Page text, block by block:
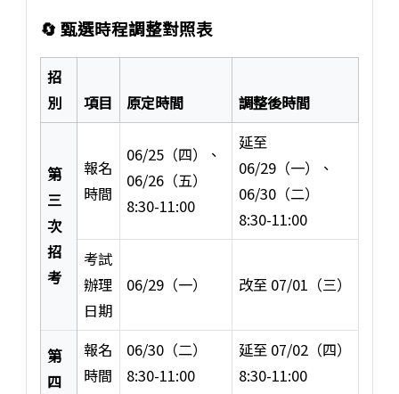
🔄 甄選時程調整對照表
招
別
項目 原定時間 調整後時間
第
三
次
招
考
報名
時間
06/25（四）、
06/26（五）
8:30-11:00
延至
06/29（一）、
06/30（二）
8:30-11:00
考試
辦理
日期
06/29（一） 改至 07/01（三）
第
四
報名
時間
06/30（二）
8:30-11:00
延至 07/02（四）
8:30-11:00